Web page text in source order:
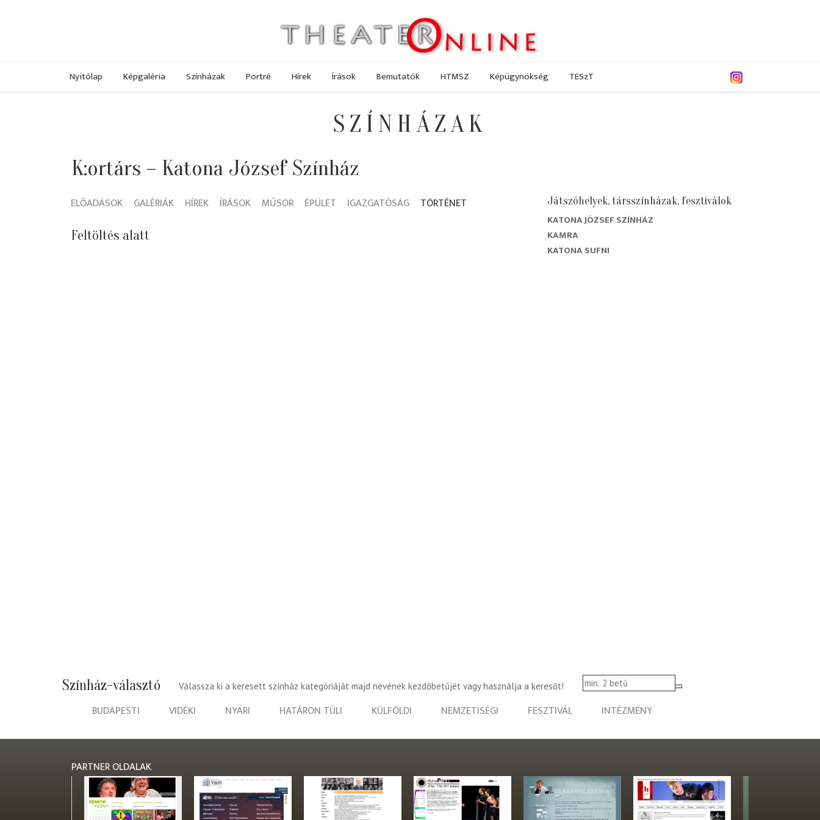
Nyitólap Képgaléria Színházak Portré Hírek Írások Bemutatók HTMSZ Képügynökség TESzT
SZÍNHÁZAK
K:ortárs – Katona József Színház
ELŐADÁSOK GALÉRIÁK HÍREK ÍRÁSOK MŰSOR ÉPÜLET IGAZGATÓSÁG TÖRTÉNET
Feltöltés alatt
Játszóhelyek, társszínházak, fesztiválok
KATONA JÓZSEF SZÍNHÁZ
KAMRA
KATONA SUFNI
Színház-választó Válassza ki a keresett színház kategóriáját majd nevének kezdőbetűjét vagy használja a keresőt!
BUDAPESTI VIDÉKI NYÁRI HATÁRON TÚLI KÜLFÖLDI NEMZETISÉGI FESZTIVÁL INTÉZMÉNY
PARTNER OLDALAK